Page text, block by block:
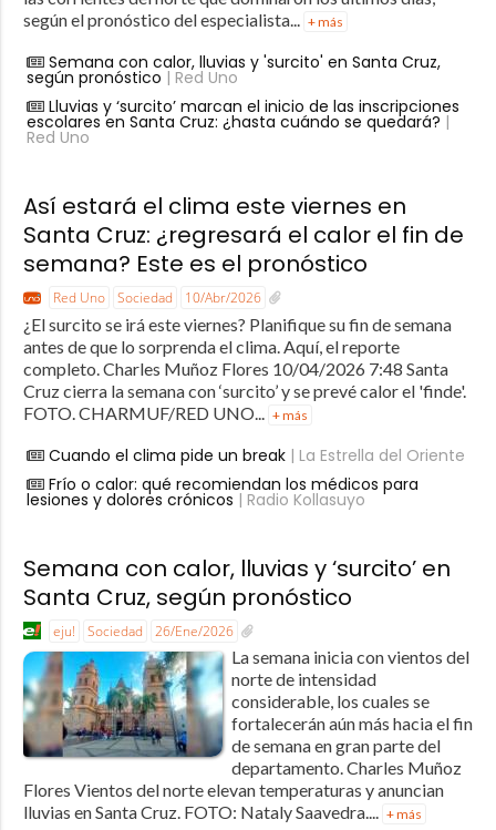
según el pronóstico del especialista...
+ más
Semana con calor, lluvias y 'surcito' en Santa Cruz,
según pronóstico | Red Uno
Lluvias y ‘surcito’ marcan el inicio de las inscripciones
escolares en Santa Cruz: ¿hasta cuándo se quedará? |
Red Uno
Así estará el clima este viernes en
Santa Cruz: ¿regresará el calor el fin de
semana? Este es el pronóstico
Red Uno Sociedad 10/Abr/2026
¿El surcito se irá este viernes? Planifique su fin de semana
antes de que lo sorprenda el clima. Aquí, el reporte
completo. Charles Muñoz Flores 10/04/2026 7:48 Santa
Cruz cierra la semana con ‘surcito’ y se prevé calor el 'finde'.
FOTO. CHARMUF/RED UNO...
+ más
Cuando el clima pide un break| La Estrella del Oriente
Frío o calor: qué recomiendan los médicos para
lesiones y dolores crónicos | Radio Kollasuyo
Semana con calor, lluvias y ‘surcito’ en
Santa Cruz, según pronóstico
eju! Sociedad 26/Ene/2026
La semana inicia con vientos del
norte de intensidad
considerable, los cuales se
fortalecerán aún más hacia el fin
de semana en gran parte del
departamento. Charles Muñoz
Flores Vientos del norte elevan temperaturas y anuncian
lluvias en Santa Cruz. FOTO: Nataly Saavedra.... + más